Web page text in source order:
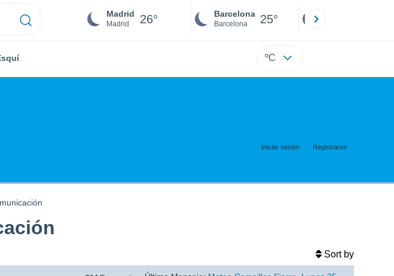
Madrid
Madrid 26° Barcelona
Barcelona 25°
ºC
Iniciar sesión Registrarse
Sort by